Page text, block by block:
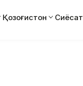
Қозоғистон Сиёсат